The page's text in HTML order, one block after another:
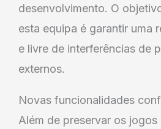
desenvolvimento. O
esta equipa é garantir uma
e livre de interferências de
externos.
Novas funcionalidades
Além de preservar os jogos